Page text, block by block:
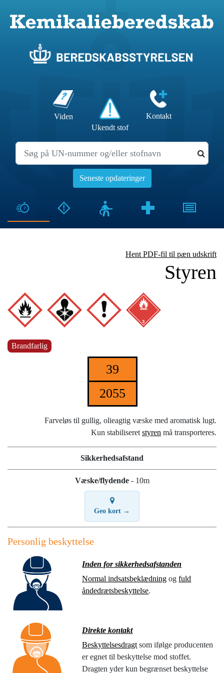
Viden
Ukendt stof
Kontakt
Seneste opdateringer
Hent PDF-fil til pæn udskrift
Styren
Brandfarlig
39
2055
Farveløs til gullig, olieagtig væske med aromatisk lugt.
Kun stabiliseret styren må transporteres.
Sikkerhedsafstand
Væske/flydende- 10m
Geo kort →
Personlig beskyttelse
Inden for sikkerhedsafstanden
Normal indsatsbeklædning ogfuld
åndedrætsbeskyttelse.
Direkte kontakt
Beskyttelsesdragtsom ifølge producenten
er egnet til beskyttelse mod stoffet.
Dragten yder kun begrænset beskyttelse